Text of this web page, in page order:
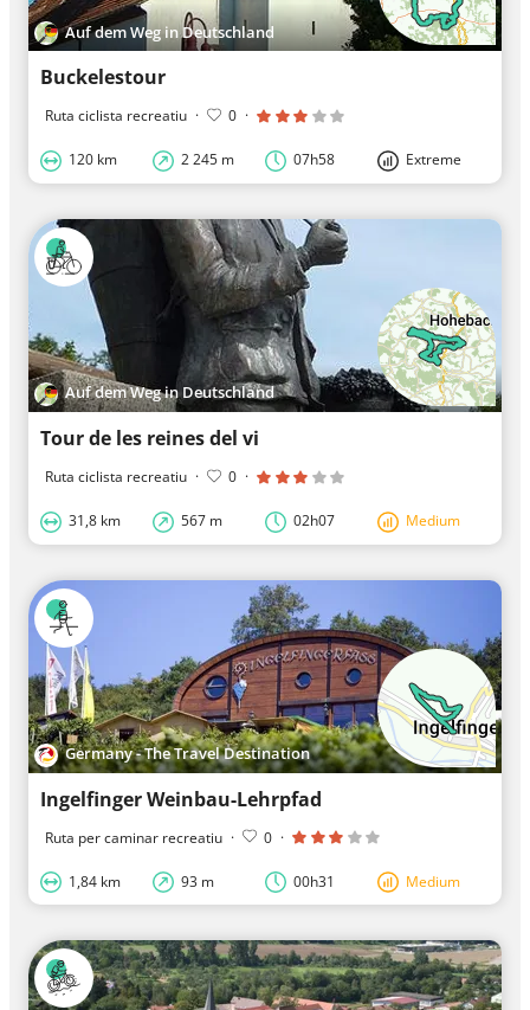
Auf dem Weg in Deutschland
Buckelestour
Ruta ciclista recreatiu · 0 ·
120 km 2 245 m 07h58 Extreme
Auf dem Weg in Deutschland
Tour de les reines del vi
Ruta ciclista recreatiu · 0 ·
31,8 km 567 m 02h07 Medium
Germany - The Travel Destination
Ingelfinger Weinbau-Lehrpfad
Ruta per caminar recreatiu · 0 ·
1,84 km 93 m 00h31 Medium